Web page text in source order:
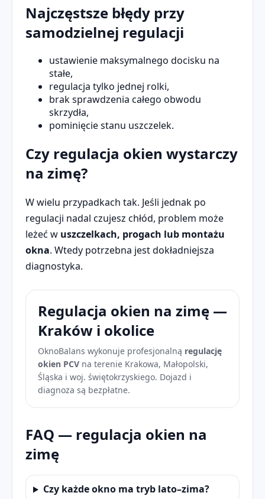
Najczęstsze błędy przy
samodzielnej regulacji
ustawienie maksymalnego docisku na
stałe,
regulacja tylko jednej rolki,
brak sprawdzenia całego obwodu
skrzydła,
pominięcie stanu uszczelek.
Czy regulacja okien wystarczy
na zimę?
W wielu przypadkach tak. Jeśli jednak po
regulacji nadal czujesz chłód, problem może
leżeć w uszczelkach, progach lub montażu
okna. Wtedy potrzebna jest dokładniejsza
diagnostyka.
Regulacja okien na zimę —
Kraków i okolice
OknoBalans wykonuje profesjonalną regulację
okien PCV na terenie Krakowa, Małopolski,
Śląska i woj. świętokrzyskiego. Dojazd i
diagnoza są bezpłatne.
FAQ — regulacja okien na
zimę
Czy każde okno ma tryb lato–zima?